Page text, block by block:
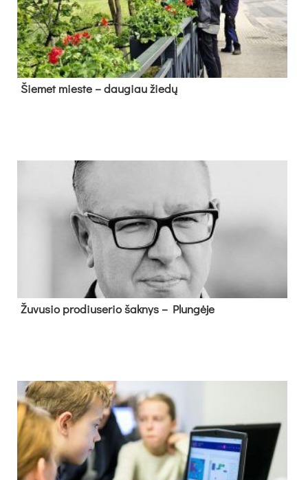
Šie­met mies­te – dau­giau žie­dų
Žu­vu­sio pro­diu­se­rio šak­nys – Plun­gė­je